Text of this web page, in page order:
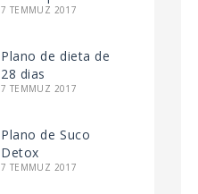
7 TEMMUZ 2017
Plano de dieta de
28 dias
7 TEMMUZ 2017
Plano de Suco
Detox
7 TEMMUZ 2017